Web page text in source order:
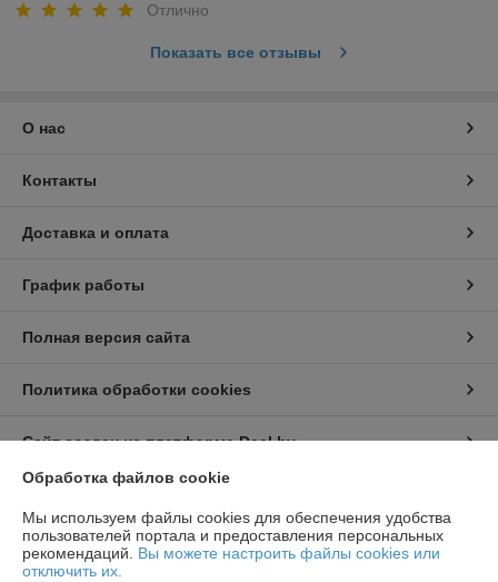
Отлично
Показать все отзывы
О нас
Контакты
Доставка и оплата
График работы
Полная версия сайта
Политика обработки cookies
Сайт создан на платформе Deal.by
Информация для покупателя
Юридическое лицо:ООО "Топтрейдинвест"
223044, Минск ул Стебенева 10а
Обработка файлов cookie
Мы используем файлы cookies для обеспечения удобства
пользователей портала и предоставления персональных
рекомендаций. Вы можете настроить файлы cookies или
отключить их.